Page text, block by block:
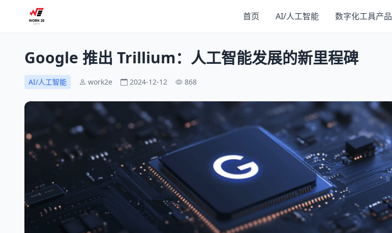
首页 AI/人工智能 数字化工具产品
Google 推出 Trillium：人工智能发展的新里程碑
AI/人工智能 work2e 2024-12-12 868